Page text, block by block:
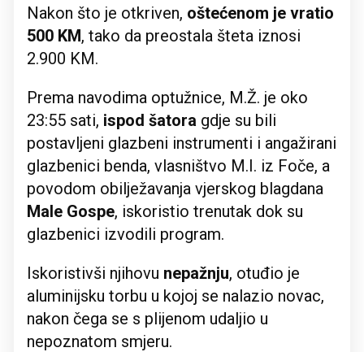
Nakon što je otkriven, oštećenom je vratio
500 KM, tako da preostala šteta iznosi
2.900 KM.
Prema navodima optužnice, M.Ž. je oko
23:55 sati, ispod šatora gdje su bili
postavljeni glazbeni instrumenti i angažirani
glazbenici benda, vlasništvo M.I. iz Foče, a
povodom obilježavanja vjerskog blagdana
Male Gospe, iskoristio trenutak dok su
glazbenici izvodili program.
Iskoristivši njihovu nepažnju, otuđio je
aluminijsku torbu u kojoj se nalazio novac,
nakon čega se s plijenom udaljio u
nepoznatom smjeru.